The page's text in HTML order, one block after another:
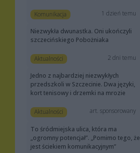
Komunikacja 1 dzień temu
Niezwykła dwunastka. Oni ukończyli
szczecińskiego Pobożniaka
Aktualności 2 dni temu
Jedno z najbardziej niezwykłych
przedszkoli w Szczecinie. Dwa języki,
kort tenisowy i drzemki na mrozie
Aktualności art. sponsorowany
To śródmiejska ulica, która ma
„ogromny potencjał”. „Pomimo tego, że
jest ściekiem komunikacyjnym”